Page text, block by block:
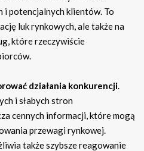
i potencjalnych klientów. To
luk rynkowych, ale także na
które rzeczywiście
działania konkurencji.
i słabych stron
cennych informacji, które mogą
przewagi rynkowej.
także szybsze reagowanie